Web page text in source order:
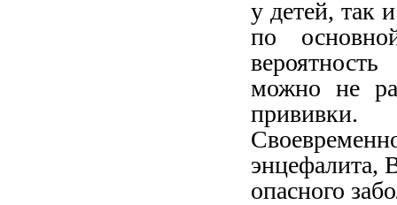
у детей, так
по
можно не
прививки.
энцефалита,
опасного